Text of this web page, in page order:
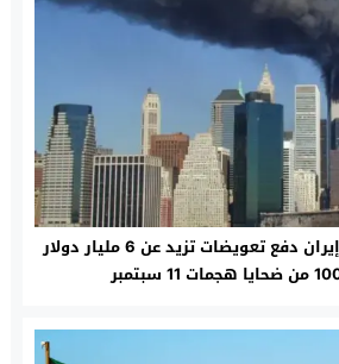
محكمة أمريكية تلزم إيران دفع تعويضات تزيد عن 6 مليار دولار